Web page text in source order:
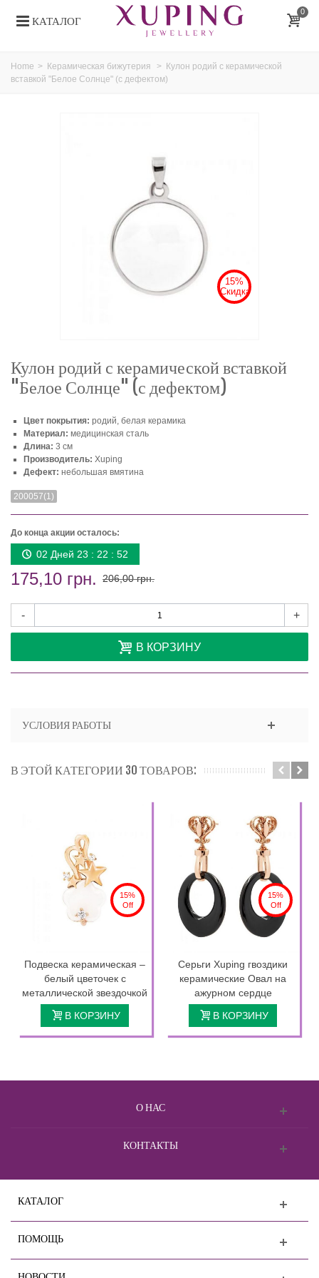
КАТАЛОГ
0
Home > Керамическая бижутерия > Кулон родий с керамической
вставкой "Белое Солнце" (с дефектом)
15%
Скидка
Кулон родий с керамической вставкой
"Белое Солнце" (с дефектом)
Цвет покрытия: родий, белая керамика
Материал: медицинская сталь
Длина: 3 см
Производитель: Xuping
Дефект: небольшая вмятина
200057(1)
До конца акции осталось:
02 Дней 23 : 22 : 51
175,10 грн. 206,00 грн.
- +
В КОРЗИНУ
УСЛОВИЯ РАБОТЫ
В ЭТОЙ КАТЕГОРИИ 30 ТОВАРОВ:
15%
Off
Подвеска керамическая –
белый цветочек с
металлической звездочкой
В КОРЗИНУ
15%
Off
Серьги Xuping гвоздики
керамические Овал на
ажурном сердце
В КОРЗИНУ
О НАС
КОНТАКТЫ
КАТАЛОГ
ПОМОЩЬ